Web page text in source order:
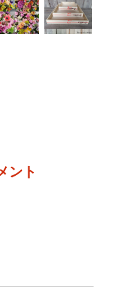
ント